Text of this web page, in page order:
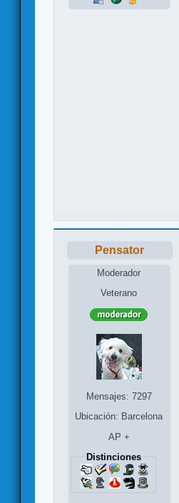
Pensator
Moderador
Veterano
Mensajes: 7297
Ubicación: Barcelona
AP +
Distinciones